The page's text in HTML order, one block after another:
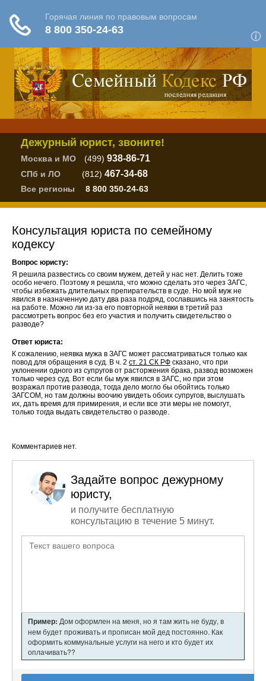
Дежурный юрист, звоните!
Москва и МО (499) 938-86-71
СПб и ЛО (812) 467-34-68
Все регионы 8 800 350-24-63
Консультация юриста по семейному
кодексу
Вопрос юристу:
Я решила развестись со своим мужем, детей у нас нет. Делить тоже
особо нечего. Поэтому я решила, что можно сделать это через ЗАГС,
чтобы избежать длительных препирательств в суде. Но мой муж не
явился в назначенную дату два раза подряд, сославшись на занятость
на работе. Можно ли из-за его повторной неявки в третий раз
рассмотреть вопрос без его участия и получить свидетельство о
разводе?
Ответ юриста:
К сожалению, неявка мужа в ЗАГС может рассматриваться только как
повод для обращения в суд. В ч. 2 ст. 21 СК РФ сказано, что при
уклонении одного из супругов от расторжения брака, развод возможен
только через суд. Вот если бы муж явился в ЗАГС, но при этом
возражал против развода, тогда дело могло бы обойтись только
ЗАГСОМ, но там должны воочию увидеть обоих супругов, выслушать
их, дать время для примирения, и если все эти меры не помогут,
только тогда выдать свидетельство о разводе.
Комментариев нет.
Задайте вопрос дежурному
юристу,
и получите бесплатную
консультацию в течение 5 минут.
Пример: Дом оформлен на меня, но я там жить не буду, в
нем будет проживать и прописан мой дед постоянно. Как
оформить коммунальные услуги на него и кто будет их
оплачивать??